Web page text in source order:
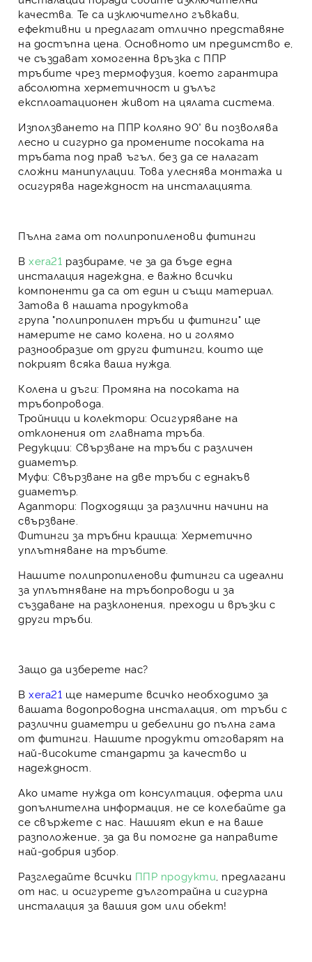
качества. Те са изключително гъвкави,
ефективни и предлагат отлично представяне
на достъпна цена. Основното им предимство е,
че създават хомогенна връзка с ППР
тръбите чрез термофузия, което гарантира
абсолютна херметичност и дълъг
експлоатационен живот на цялата система.
Използването на ППР коляно 90° ви позволява
лесно и сигурно да промените посоката на
тръбата под прав ъгъл, без да се налагат
сложни манипулации. Това улеснява монтажа и
осигурява надеждност на инсталацията.
Пълна гама от полипропиленови фитинги
Вxera21 разбираме, че за да бъде една
инсталация надеждна, е важно всички
компоненти да са от един и същи материал.
Затова в нашата продуктова
група "полипропилен тръби и фитинги" ще
намерите не само колена , но и голямо
разнообразие от другифитинги , които ще
покрият всяка ваша нужда.
Колена и дъги: Промяна на посоката на
тръбопровода.
Тройници и колектори: Осигуряване на
отклонения от главната тръба.
Редукции: Свързване на тръби с различен
диаметър.
Муфи: Свързване на две тръби с еднакъв
диаметър.
Адаптори: Подходящи за различни начини на
свързване.
Фитинги за тръбни краища: Херметично
уплътняване на тръбите.
Нашите полипропиленови фитинги са идеални
за уплътняване на тръбопроводи и за
създаване на разклонения, преходи и връзки с
други тръби.
Защо да изберете нас?
В xera21 ще намерите всичко необходимо за
вашата водопроводна инсталация, от тръби с
различни диаметри и дебелини до пълна гама
от фитинги . Нашите продукти отговарят на
най-високите стандарти за качество и
надеждност.
Ако имате нужда от консултация оферта или
допълнителна информация, не се колебайте да
се свържете с нас. Нашият екип е на ваше
разположение, за да ви помогне да направите
най-добрия избор.
Разгледайте всички ППР продукти , предлагани
от нас, и осигурете дълготрайна и сигурна
инсталация за вашия дом или обект!